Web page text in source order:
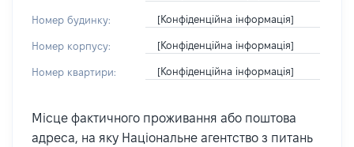
Номер будинку: [Конфіденційна інформація]
Номер корпусу: [Конфіденційна інформація]
Номер квартири: [Конфіденційна інформація]
Місце фактичного проживання або поштова
адреса, на яку Національне агентство з питань